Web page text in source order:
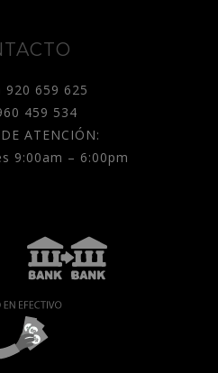
920 659 625
459 534
ATENCIÓN:
9:00am – 6:00pm